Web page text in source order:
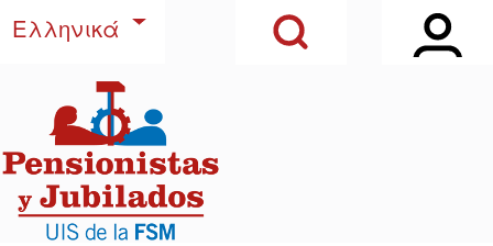
Παράκαμψη προς το κυρίως περιεχόμενο
Close Search Block
Αναζήτηση
Open Sidebar
Open Search Block
Ελληνικά Λίστα πρόσθετων ενεργειών